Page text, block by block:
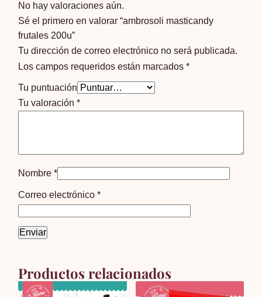
No hay valoraciones aún.
Sé el primero en valorar “ambrosoli masticandy
frutales 200u”
Tu dirección de correo electrónico no será publicada.
Los campos requeridos están marcados*
Tu puntuación
Tu valoración*
Nombre*
Correo electrónico*
Productos relacionados